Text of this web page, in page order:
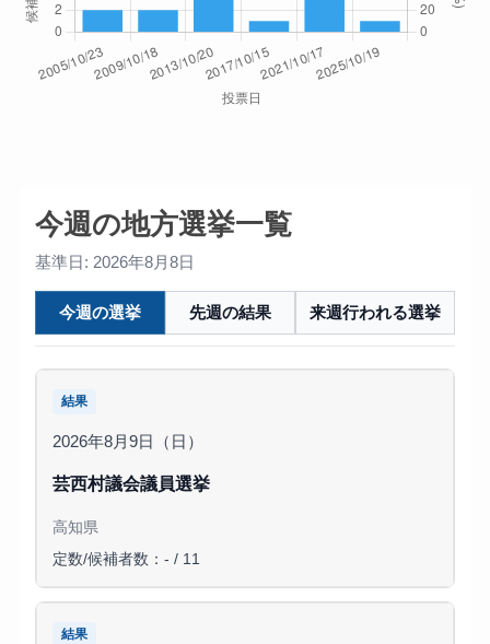
今週の地方選挙一覧
基準日: 2026年8月8日
今週の選挙 先週の結果 来週行われる選挙
結果
2026年8月9日（日）
芸西村議会議員選挙
高知県
定数/候補者数：- / 11
結果